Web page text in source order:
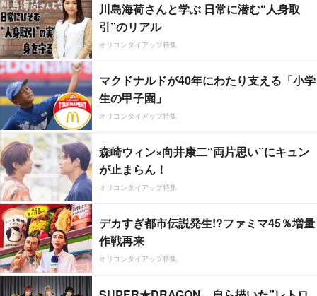
川島海荷さんと学ぶ 日常に潜む“人身取
引”のリアル
オリコンタイアップ特集
マクドナルドが40年にわたり支える「小学
生の甲子園」
オリコンタイアップ特集
森崎ウィン×向井康二“両片思い”にキュン
が止まらん！
オリコンタイアップ特集
デカすぎ都市伝説発生!?ファミマ45％増量
作戦再来
オリコンタイアップ特集